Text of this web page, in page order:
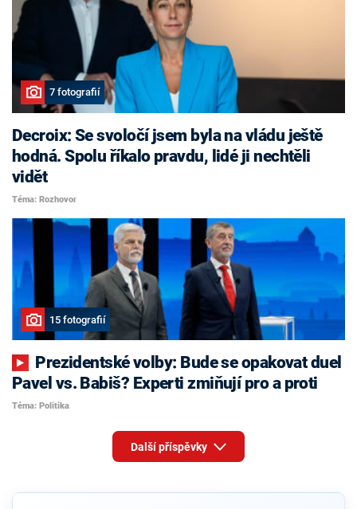
7 fotografií
Decroix: Se svoločí jsem byla na vládu ještě
hodná. Spolu říkalo pravdu, lidé ji nechtěli
vidět
Téma: Rozhovor
15 fotografií
Pavel vs. Babiš? Experti zmiňují pro a proti
Téma: Politika
Další příspěvky